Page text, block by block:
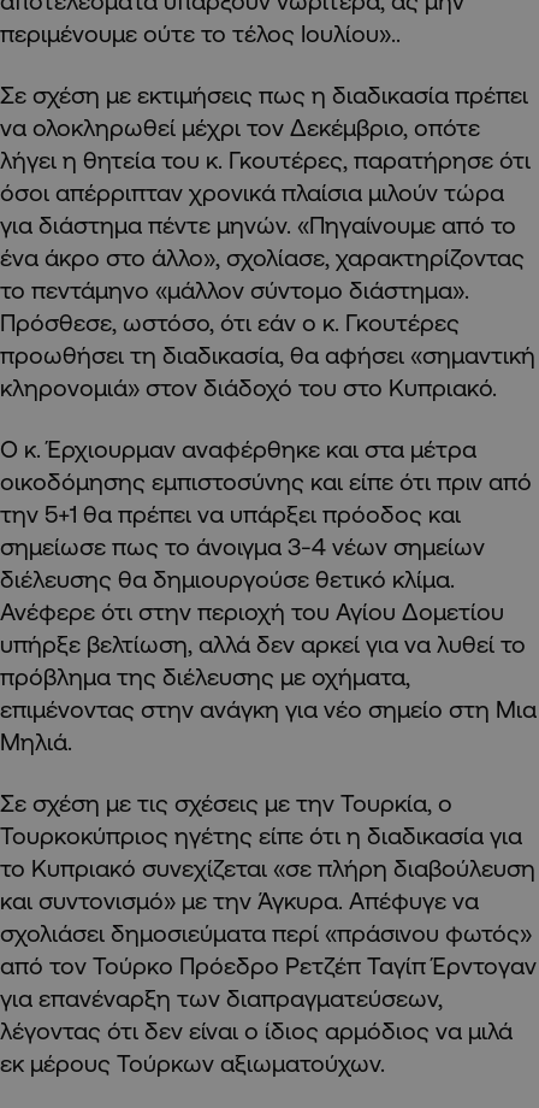
περιμένουμε ούτε το τέλος Ιουλίου»..
Σε σχέση με εκτιμήσεις πως η διαδικασία πρέπει
να ολοκληρωθεί μέχρι τον Δεκέμβριο, οπότε
λήγει η θητεία του κ. Γκουτέρες, παρατήρησε ότι
όσοι απέρριπταν χρονικά πλαίσια μιλούν τώρα
για διάστημα πέντε μηνών. «Πηγαίνουμε από το
ένα άκρο στο άλλο», σχολίασε, χαρακτηρίζοντας
το πεντάμηνο «μάλλον σύντομο διάστημα».
Πρόσθεσε, ωστόσο, ότι εάν ο κ. Γκουτέρες
προωθήσει τη διαδικασία, θα αφήσει «σημαντική
κληρονομιά» στον διάδοχό του στο Κυπριακό.
Ο κ. Έρχιουρμαν αναφέρθηκε και στα μέτρα
οικοδόμησης εμπιστοσύνης και είπε ότι πριν από
την 5+1 θα πρέπει να υπάρξει πρόοδος και
σημείωσε πως το άνοιγμα 3-4 νέων σημείων
διέλευσης θα δημιουργούσε θετικό κλίμα.
Ανέφερε ότι στην περιοχή του Αγίου Δομετίου
υπήρξε βελτίωση, αλλά δεν αρκεί για να λυθεί το
πρόβλημα της διέλευσης με οχήματα,
επιμένοντας στην ανάγκη για νέο σημείο στη Μια
Μηλιά.
Σε σχέση με τις σχέσεις με την Τουρκία, ο
Τουρκοκύπριος ηγέτης είπε ότι η διαδικασία για
το Κυπριακό συνεχίζεται «σε πλήρη διαβούλευση
και συντονισμό» με την Άγκυρα. Απέφυγε να
σχολιάσει δημοσιεύματα περί «πράσινου φωτός»
από τον Τούρκο Πρόεδρο Ρετζέπ Ταγίπ Έρντογαν
για επανέναρξη των διαπραγματεύσεων,
λέγοντας ότι δεν είναι ο ίδιος αρμόδιος να μιλά
εκ μέρους Τούρκων αξιωματούχων.